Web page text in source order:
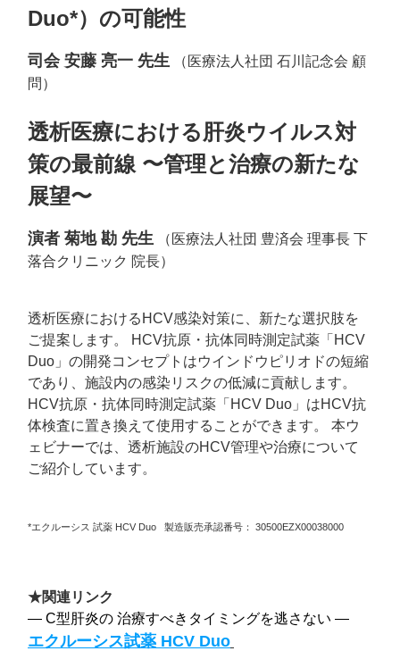
Duo*）の可能性
司会 安藤 亮一 先生 （医療法人社団 石川記念会 顧
問）
透析医療における肝炎ウイルス対
策の最前線 〜管理と治療の新たな
展望〜
演者 菊地 勘 先生 （医療法人社団 豊済会 理事長 下
落合クリニック 院長）
透析医療におけるHCV感染対策に、新たな選択肢を
ご提案します。 HCV抗原・抗体同時測定試薬「HCV
Duo」の開発コンセプトはウインドウピリオドの短縮
であり、施設内の感染リスクの低減に貢献します。
HCV抗原・抗体同時測定試薬「HCV Duo」はHCV抗
体検査に置き換えて使用することができます。 本ウ
ェビナーでは、透析施設のHCV管理や治療について
ご紹介しています。
*エクルーシス 試薬 HCV Duo 製造販売承認番号： 30500EZX00038000
★関連リンク
― C型肝炎の 治療すべきタイミングを逃さない ―
エクルーシス試薬 HCV Duo